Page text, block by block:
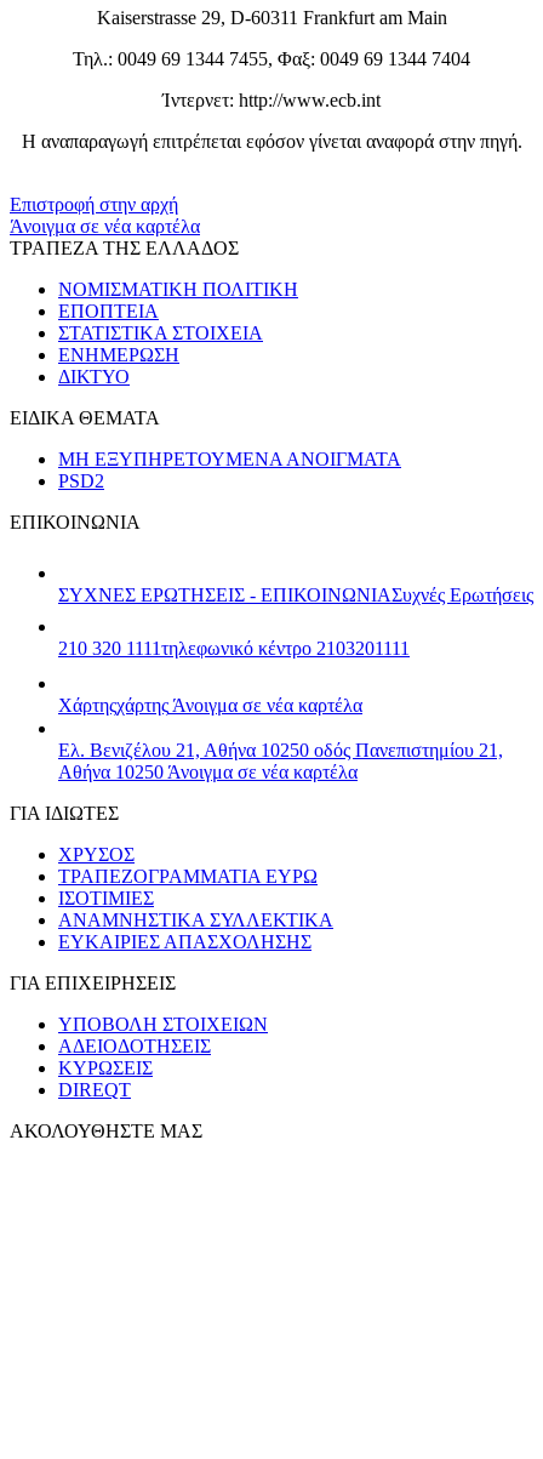
Kaiserstrasse 29, D-60311 Frankfurt am Main
Τηλ.: 0049 69 1344 7455, Φαξ: 0049 69 1344 7404
Ίντερνετ: http://www.ecb.int
Η αναπαραγωγή επιτρέπεται εφόσον γίνεται αναφορά στην πηγή.
Επιστροφή στην αρχή
Άνοιγμα σε νέα καρτέλα
ΤΡΑΠΕΖΑ ΤΗΣ ΕΛΛΑΔΟΣ
ΝΟΜΙΣΜΑΤΙΚΗ ΠΟΛΙΤΙΚΗ
ΕΠΟΠΤΕΙΑ
ΣΤΑΤΙΣΤΙΚΑ ΣΤΟΙΧΕΙΑ
ΕΝΗΜΕΡΩΣΗ
ΔΙΚΤΥΟ
ΕΙΔΙΚΑ ΘΕΜΑΤΑ
ΜΗ ΕΞΥΠΗΡΕΤΟΥΜΕΝΑ ΑΝΟΙΓΜΑΤΑ
PSD2
ΕΠΙΚΟΙΝΩΝΙΑ
ΣΥΧΝΕΣ ΕΡΩΤΗΣΕΙΣ - ΕΠΙΚΟΙΝΩΝΙΑΣυχνές Ερωτήσεις
210 320 1111τηλεφωνικό κέντρο 2103201111
Χάρτηςχάρτης Άνοιγμα σε νέα καρτέλα
Ελ. Βενιζέλου 21, Αθήνα 10250 οδός Πανεπιστημίου 21,
Αθήνα 10250 Άνοιγμα σε νέα καρτέλα
ΓΙΑ ΙΔΙΩΤΕΣ
ΧΡΥΣΟΣ
ΤΡΑΠΕΖΟΓΡΑΜΜΑΤΙΑ ΕΥΡΩ
ΙΣΟΤΙΜΙΕΣ
ΑΝΑΜΝΗΣΤΙΚΑ ΣΥΛΛΕΚΤΙΚΑ
ΕΥΚΑΙΡΙΕΣ ΑΠΑΣΧΟΛΗΣΗΣ
ΓΙΑ ΕΠΙΧΕΙΡΗΣΕΙΣ
ΥΠΟΒΟΛΗ ΣΤΟΙΧΕΙΩΝ
ΑΔΕΙΟΔΟΤΗΣΕΙΣ
ΚΥΡΩΣΕΙΣ
DIREQT
ΑΚΟΛΟΥΘΗΣΤΕ ΜΑΣ